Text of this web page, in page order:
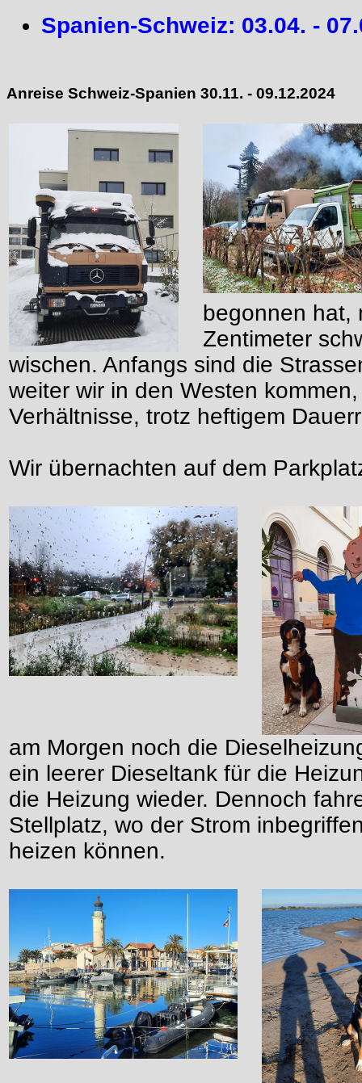
Spanien-Schweiz: 03.04. -
Anreise Schweiz-Spanien 30.11. - 09.12.2024
begonnen hat,
Zentimeter
wischen. Anfangs sind die
weiter wir in den Westen
Verhältnisse, trotz heftigem
Wir übernachten auf dem
am Morgen noch die
ein leerer Dieseltank für die
die Heizung wieder. Dennoch
Stellplatz, wo der Strom
heizen können.